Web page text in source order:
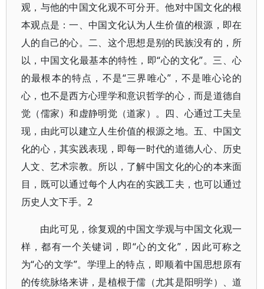
观，与他的中国文化观不可分开。他对中国文化的根
本观点是：一、中国文化认为人生价值的根源，即在
人的自己的心。二、这个思想是别的民族没有的，所
以，中国文化最基本的特性，即“心的文化”。三、心
的最根本的特点，不是“三界唯心”，不是唯心论的
心，也不是西方心理学和意识哲学的心，而是道德自
觉（儒家）和虚静明觉（道家）。四、心通过工夫呈
现，由此可以建立人生价值的根源之地。五、中国文
化的心，其实践表现，即每一时代的道德人心、历史
人文、艺术宗教。所以，了解中国文化的心的本来面
目，既可以通过每个人内在的实践工夫，也可以通过
历史人文下手。2
由此可见，徐复观的中国文学观与中国文化观一
样，都有一个关键词，即“心的文化”，因此可称之
为“心的文学”。学理上的特点，即顺着中国思想原有
的传统脉络来讲，是植根于儒（尤其是阳明学）、道